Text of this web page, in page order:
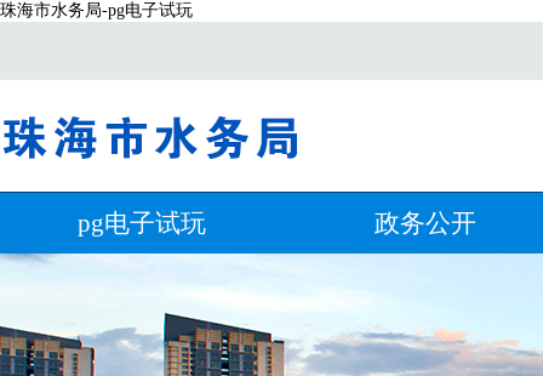
珠海市水务局-pg电子试玩
pg电子试玩 政务公开